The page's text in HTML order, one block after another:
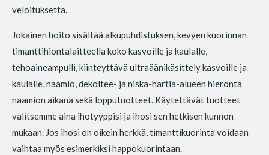
veloituksetta.
Jokainen hoito sisältää alkupuhdistuksen, kevyen kuorinnan
timanttihiontalaitteella koko kasvoille ja kaulalle,
tehoaineampulli, kiinteyttävä ultraäänikäsittely kasvoille ja
kaulalle, naamio, dekoltee- ja niska-hartia-alueen hieronta
naamion aikana sekä lopputuotteet. Käytettävät tuotteet
valitsemme aina ihotyyppisi ja ihosi sen hetkisen kunnon
mukaan. Jos ihosi on oikein herkkä, timanttikuorinta voidaan
vaihtaa myös esimerkiksi happokuorintaan.